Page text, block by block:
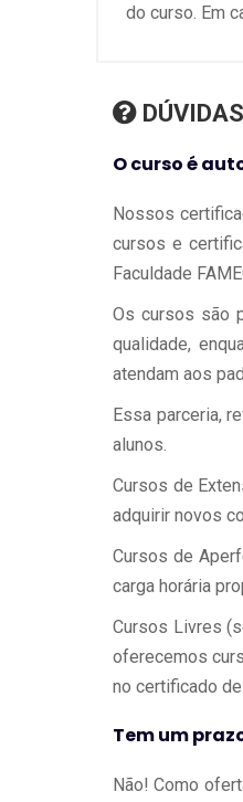
do curso. Em
O curso é
Nossos
cursos e
Faculdade
Os cursos são
qualidade,
atendam aos
Essa parceria,
alunos.
Cursos de
adquirir novos
Cursos de
carga horária
Cursos Livres
oferecemos
no certificado de
Tem um
Não! Como